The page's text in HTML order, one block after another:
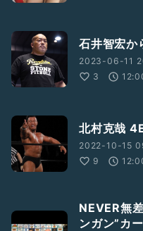
石井智宏か
2023-06-11
3
北村克哉
2022-10-15
9
NEVER無
ンガン”カ